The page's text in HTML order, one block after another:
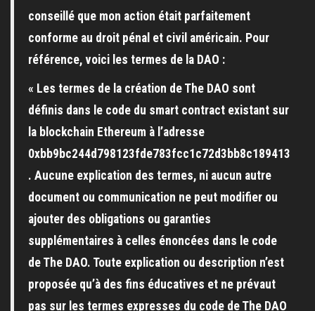
conseillé que mon action était parfaitement
conforme au droit pénal et civil américain. Pour
référence, voici les termes de la DAO :
« Les termes de la création de The DAO sont
définis dans le code du smart contract existant sur
la blockchain Ethereum à l’adresse
0xbb9bc244d798123fde783fcc1c72d3bb8c189413
. Aucune explication des termes, ni aucun autre
document ou communication ne peut modifier ou
ajouter des obligations ou garanties
supplémentaires à celles énoncées dans le code
de The DAO. Toute explication ou description n’est
proposée qu’à des fins éducatives et ne prévaut
pas sur les termes expresses du code de The DAO